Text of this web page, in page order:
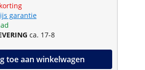
garantie
ca. 17-8
toe aan winkelwagen